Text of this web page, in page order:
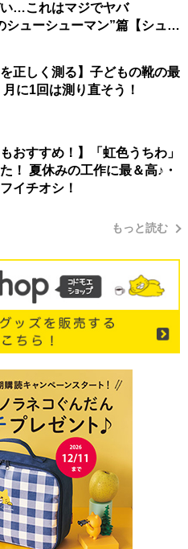
…これはマジでヤバ
ューシューマン”篇【シュー
を正しく測る】子どもの靴の最
に1回は測り直そう！
おすすめ！】「虹色うちわ」
！ 夏休みの工作に最＆高♪・
イチオシ！
もっと読む